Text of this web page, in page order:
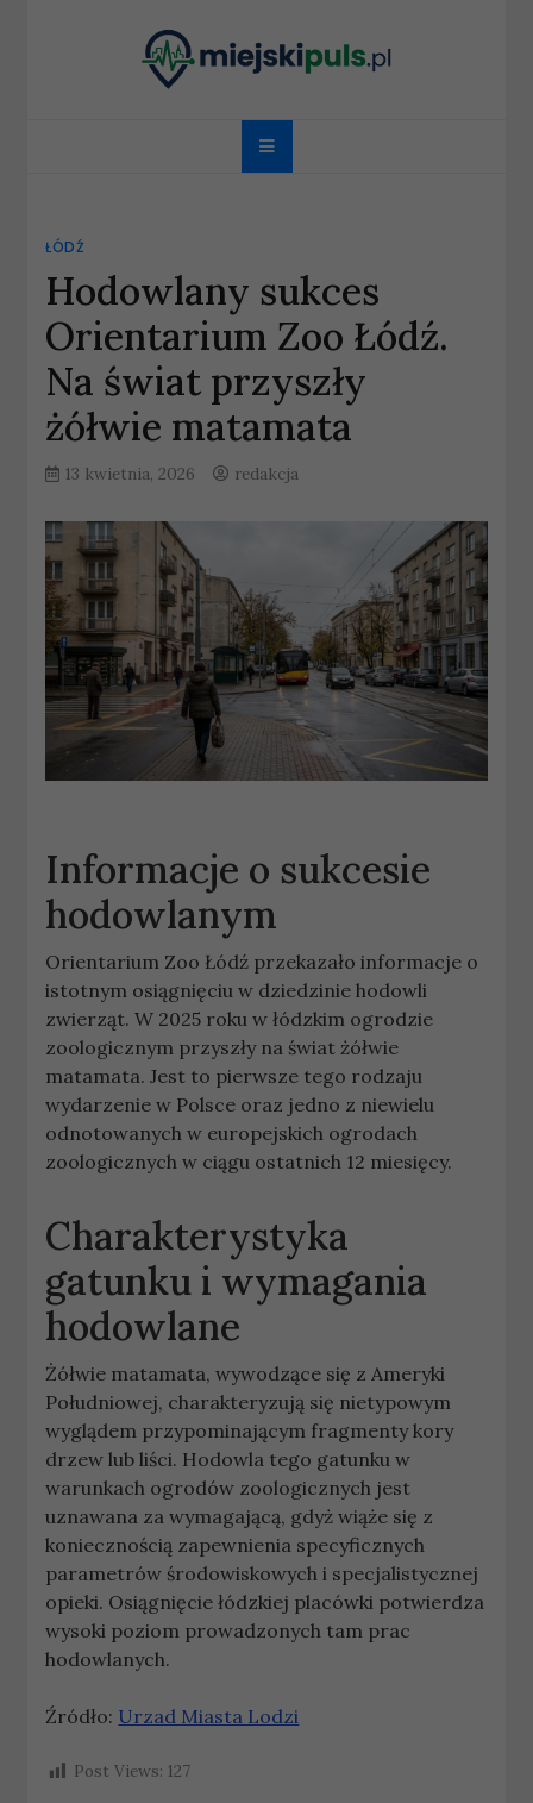
miejskipuls.pl
ŁÓDŹ
Hodowlany sukces
Orientarium Zoo Łódź.
Na świat przyszły
żółwie matamata
13 kwietnia, 2026 redakcja
Informacje o sukcesie
hodowlanym
Orientarium Zoo Łódź przekazało informacje o
istotnym osiągnięciu w dziedzinie hodowli
zwierząt. W 2025 roku w łódzkim ogrodzie
zoologicznym przyszły na świat żółwie
matamata. Jest to pierwsze tego rodzaju
wydarzenie w Polsce oraz jedno z niewielu
odnotowanych w europejskich ogrodach
zoologicznych w ciągu ostatnich 12 miesięcy.
Charakterystyka
gatunku i wymagania
hodowlane
Żółwie matamata, wywodzące się z Ameryki
Południowej, charakteryzują się nietypowym
wyglądem przypominającym fragmenty kory
drzew lub liści. Hodowla tego gatunku w
warunkach ogrodów zoologicznych jest
uznawana za wymagającą, gdyż wiąże się z
koniecznością zapewnienia specyficznych
parametrów środowiskowych i specjalistycznej
opieki. Osiągnięcie łódzkiej placówki potwierdza
wysoki poziom prowadzonych tam prac
hodowlanych.
Źródło: Urzad Miasta Lodzi
Post Views: 127